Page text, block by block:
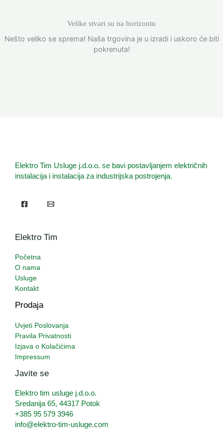
Velike stvari su na horizontu
Nešto veliko se sprema! Naša trgovina je u izradi i uskoro će biti
pokrenuta!
Elektro Tim Usluge j.d.o.o. se bavi postavljanjem električnih
instalacija i instalacija za industrijska postrojenja.
Elektro Tim
Početna
O nama
Usluge
Kontakt
Prodaja
Uvjeti Poslovanja
Pravila Privatnosti
Izjava o Kolačićima
Impressum
Javite se
Elektro tim usluge j.d.o.o.
Sredanija 65, 44317 Potok
+385 95 579 3946
info@elektro-tim-usluge.com